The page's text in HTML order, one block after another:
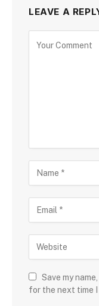
LEAVE A
Save my
for the next time I